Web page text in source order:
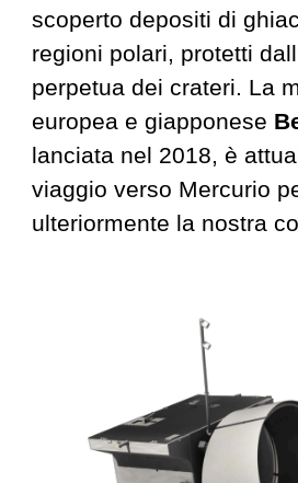
scoperto depositi di
regioni polari, protetti
perpetua dei crateri. La
europea e giapponese
lanciata nel 2018, è
viaggio verso Mercurio
ulteriormente la nostra